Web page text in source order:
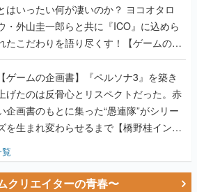
はいったい何が凄いのか？ ヨコオタロ
・外山圭一郎らと共に『ICO』に込めら
たこだわりを語り尽くす！【ゲームの企
書】
【ゲームの企画書】『ペルソナ3』を築き
上げたのは反骨心とリスペクトだった。赤
企画書のもとに集った“愚連隊”がシリー
を生まれ変わらせるまで【橋野桂インタ
クリエイターの青春〜